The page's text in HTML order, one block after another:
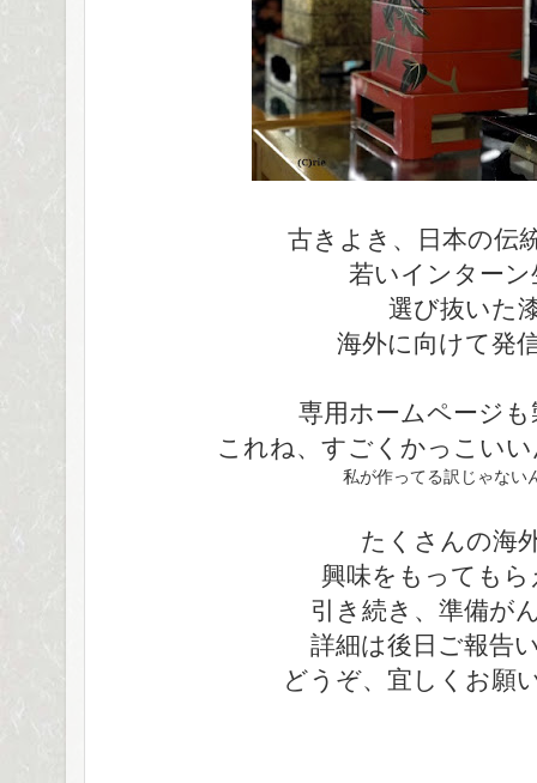
古きよき、日本の伝
若いインター
選び抜いた
海外に向けて発
専用ホームページ
これね、すごくかっこい
私が作ってる訳じゃない
たくさんの海
興味をもっても
引き続き、準備が
詳細は後日ご報告
どうぞ、宜しくお願